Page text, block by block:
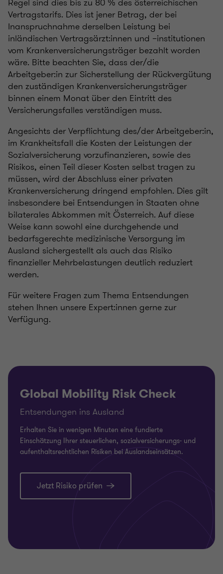
Vertragstarifs. Dies ist jener Betrag, der bei
Inanspruchnahme derselben Leistung bei
inländischen Vertragsärzt:innen und –institutionen
vom Krankenversicherungsträger bezahlt worden
wäre. Bitte beachten Sie, dass der/die
Arbeitgeber:in zur Sicherstellung der Rückvergütung
den zuständigen Krankenversicherungsträger
binnen einem Monat über den Eintritt des
Versicherungsfalles verständigen muss.
Angesichts der Verpflichtung des/der Arbeitgeber:in,
im Krankheitsfall die Kosten der Leistungen der
Sozialversicherung vorzufinanzieren, sowie des
Risikos, einen Teil dieser Kosten selbst tragen zu
müssen, wird der Abschluss einer privaten
Krankenversicherung dringend empfohlen. Dies gilt
insbesondere bei Entsendungen in Staaten ohne
bilaterales Abkommen mit Österreich. Auf diese
Weise kann sowohl eine durchgehende und
bedarfsgerechte medizinische Versorgung im
Ausland sichergestellt als auch das Risiko
finanzieller Mehrbelastungen deutlich reduziert
werden.
Für weitere Fragen zum Thema Entsendungen
stehen Ihnen unsere Expert:innen gerne zur
Verfügung.
Global Mobility Risk Check
Entsendungen ins Ausland
Erhalten Sie in wenigen Minuten eine fundierte
Einschätzung Ihrer steuerlichen, sozialversicherungs- und
aufenthaltsrechtlichen Risiken bei Auslandseinsätzen.
Jetzt Risiko prüfen